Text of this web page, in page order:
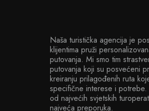
Naša turistička agencija je
klijentima pruži
putovanja. Mi smo tim
putovanja koji su posvećeni
kreiranju prilagođenih ruta
specifične interese i
od najvećih svjetskih
najveća preporuka.